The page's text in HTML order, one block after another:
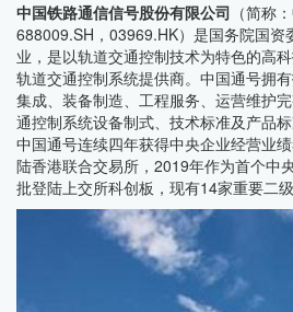
中国铁路通信信号股份有限公司 （简称
688009.SH，03969.HK）是国务院国资
业，是以轨道交通控制技术为特色的高
轨道交通控制系统提供商。中国通号拥
集成、装备制造、工程服务、运营维护
通控制系统设备制式、技术标准及产品
中国通号连续四年获得中央企业经营业
陆香港联合交易所，2019年作为首个中
批登陆上交所科创板，现有14家重要二